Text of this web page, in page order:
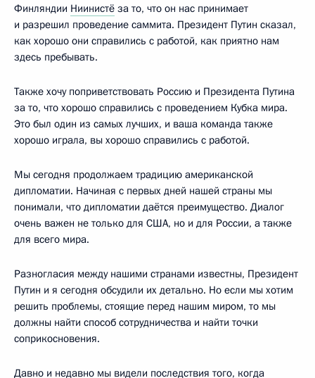
Финляндии Ниинистё за то, что он нас принимает
и разрешил проведение саммита. Президент Путин сказал,
как хорошо они справились с работой, как приятно нам
здесь пребывать.
Также хочу поприветствовать Россию и Президента Путина
за то, что хорошо справились с проведением Кубка мира.
Это был один из самых лучших, и ваша команда также
хорошо играла, вы хорошо справились с работой.
Мы сегодня продолжаем традицию американской
дипломатии. Начиная с первых дней нашей страны мы
понимали, что дипломатии даётся преимущество. Диалог
очень важен не только для США, но и для России, а также
для всего мира.
Разногласия между нашими странами известны, Президент
Путин и я сегодня обсудили их детально. Но если мы хотим
решить проблемы, стоящие перед нашим миром, то мы
должны найти способ сотрудничества и найти точки
соприкосновения.
Давно и недавно мы видели последствия того, когда